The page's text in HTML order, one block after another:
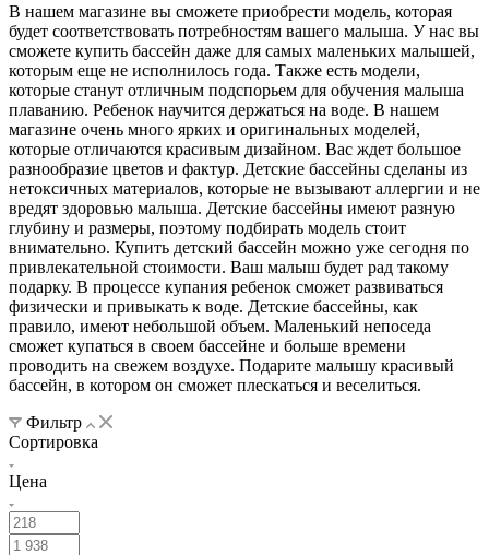
В нашем магазине вы сможете приобрести модель, которая
будет соответствовать потребностям вашего малыша. У нас вы
сможете купить бассейн даже для самых маленьких малышей,
которым еще не исполнилось года. Также есть модели,
которые станут отличным подспорьем для обучения малыша
плаванию. Ребенок научится держаться на воде. В нашем
магазине очень много ярких и оригинальных моделей,
которые отличаются красивым дизайном. Вас ждет большое
разнообразие цветов и фактур. Детские бассейны сделаны из
нетоксичных материалов, которые не вызывают аллергии и не
вредят здоровью малыша. Детские бассейны имеют разную
глубину и размеры, поэтому подбирать модель стоит
внимательно. Купить детский бассейн можно уже сегодня по
привлекательной стоимости. Ваш малыш будет рад такому
подарку. В процессе купания ребенок сможет развиваться
физически и привыкать к воде. Детские бассейны, как
правило, имеют небольшой объем. Маленький непоседа
сможет купаться в своем бассейне и больше времени
проводить на свежем воздухе. Подарите малышу красивый
бассейн, в котором он сможет плескаться и веселиться.
Фильтр
Сортировка
Цена